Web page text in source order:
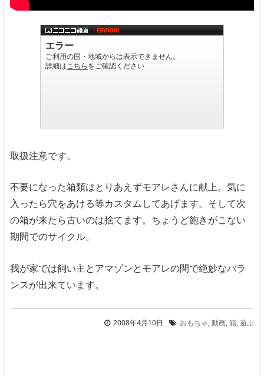
取扱注意です。
不要になった箱類はとりあえずモアレさんに献上。気に
入ったら穴をあける等カスタムしてあげます。そして次
の箱が来たら古いのは捨てます。ちょうど飽きがこない
期間でのサイクル。
我が家では飼い主とアマゾンとモアレの間で絶妙なバラ
ンスが出来ています。
2008年4月10日 おもちゃ,動画,箱,遊ぶ